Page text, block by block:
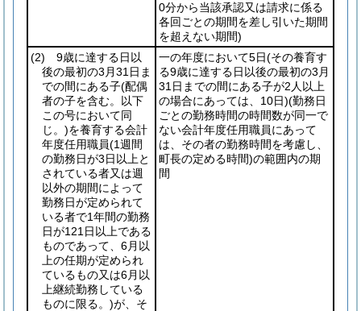
0分から当該承認又は請求に係る
各回ごとの期間を差し引いた期間
を超えない期間)
(2) 9歳に達する日以
後の最初の3月31日ま
での間にある子(配偶
者の子を含む。以下
この号において同
じ。)を養育する会計
年度任用職員(1週間
の勤務日が3日以上と
されている者又は週
以外の期間によって
勤務日が定められて
いる者で1年間の勤務
日が121日以上である
ものであって、6月以
上の任期が定められ
ているもの又は6月以
上継続勤務している
ものに限る。)が、そ
一の年度において5日(その養育す
る9歳に達する日以後の最初の3月
31日までの間にある子が2人以上
の場合にあっては、10日)(勤務日
ごとの勤務時間の時間数が同一で
ない会計年度任用職員にあって
は、その者の勤務時間を考慮し、
町長の定める時間)の範囲内の期
間